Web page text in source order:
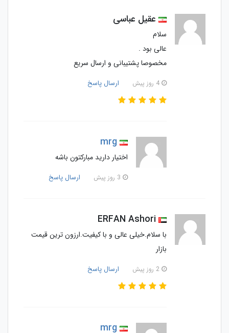
عقیل عباسی
سلام
عالی بود .
مخصوصا پشتیبانی و ارسال سریع
ارسال پاسخ
mrg
اختیار دارید مبارکتون باشه
ارسال پاسخ
ERFAN Ashori
با سلام.خیلی عالی و با کیفیت.ارزون ترین قیمت
بازار
ارسال پاسخ
mrg